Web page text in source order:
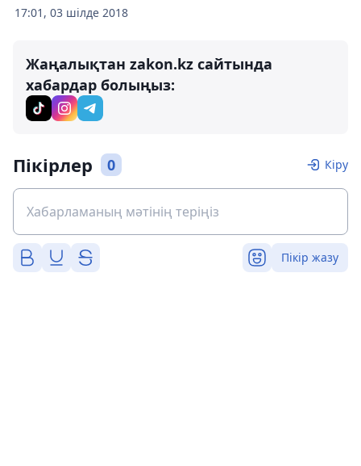
17:01, 03 шілде 2018
Жаңалықтан zakon.kz сайтында
хабардар болыңыз:
Пікірлер 0 Кіру
Пікір жазу